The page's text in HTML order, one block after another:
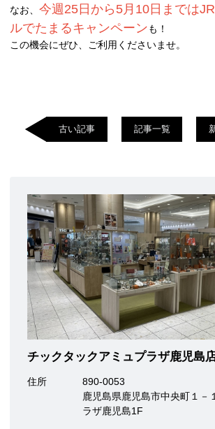
なお、 今週25日から5月10日までは
ルでたまるキャンペーンも！
この機会にぜひ、ご利用くださいませ。
古い記事 記事一覧
チックタックアミュプラザ鹿児島
住所
890-0053
鹿児島県鹿児島市中央町１－
ラザ鹿児島1F